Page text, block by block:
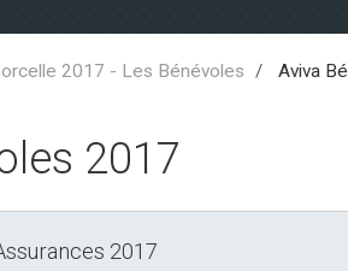
2017 - Les Bénévoles Aviva
2017
2017